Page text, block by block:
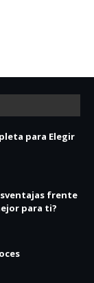
para Elegir
frente
para ti?